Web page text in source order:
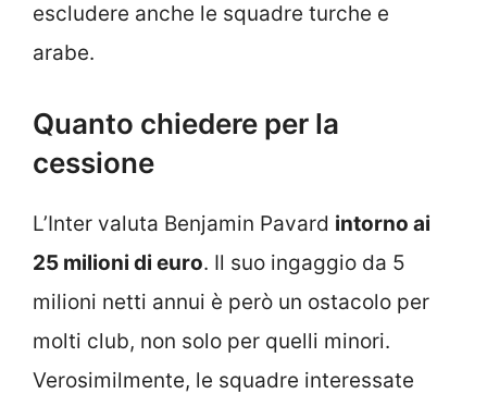
escludere anche le squadre turche e
arabe.
Quanto chiedere per la
cessione
L’Inter valuta Benjamin Pavard intorno ai
25 milioni di euro. Il suo ingaggio da 5
milioni netti annui è però un ostacolo per
molti club, non solo per quelli minori.
Verosimilmente, le squadre interessate